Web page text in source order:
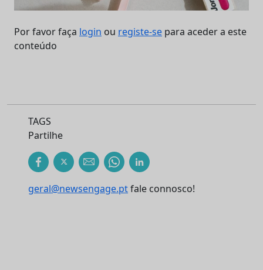
Por favor faça login ou registe-se para aceder a este
conteúdo
TAGS
Partilhe
geral@newsengage.ptfale connosco!